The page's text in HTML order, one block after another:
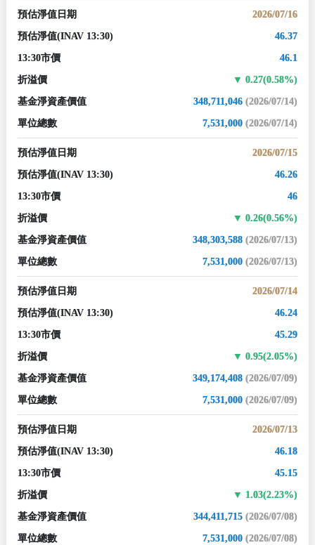
預估淨值日期 2026/07/16
預估淨值(INAV 13:30) 46.37
13:30市價 46.1
折溢價 0.27(0.58%)
基金淨資產價值 348,711,046 (2026/07/14)
單位總數 7,531,000 (2026/07/14)
預估淨值日期 2026/07/15
預估淨值(INAV 13:30) 46.26
13:30市價 46
折溢價 0.26(0.56%)
基金淨資產價值 348,303,588 (2026/07/13)
單位總數 7,531,000 (2026/07/13)
預估淨值日期 2026/07/14
預估淨值(INAV 13:30) 46.24
13:30市價 45.29
折溢價 0.95(2.05%)
基金淨資產價值 349,174,408 (2026/07/09)
單位總數 7,531,000 (2026/07/09)
預估淨值日期 2026/07/13
預估淨值(INAV 13:30) 46.18
13:30市價 45.15
折溢價 1.03(2.23%)
基金淨資產價值 344,411,715 (2026/07/08)
單位總數 7,531,000 (2026/07/08)